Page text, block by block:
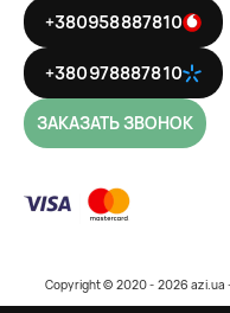
+380958887810
+380978887810
ЗАКАЗАТЬ ЗВОНОК
Copyright © 2020 - 2026 azi.ua